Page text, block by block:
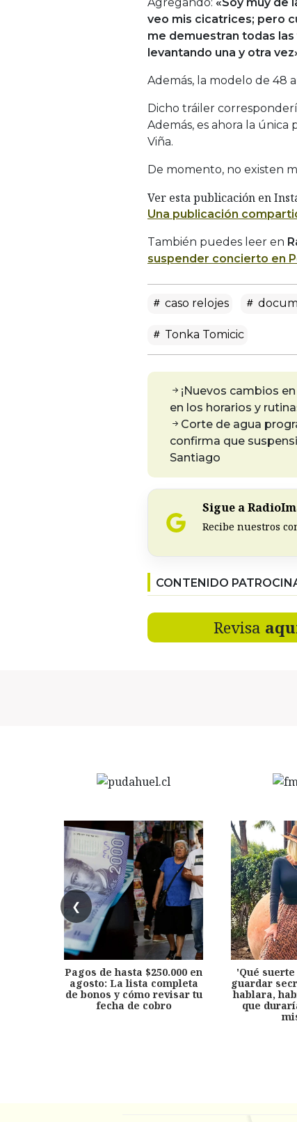
veo mis cicatrices; pero
me demuestran todas
levantando una y otra
Además, la modelo de 48
Dicho tráiler
Además, es ahora la
Viña.
De momento, no existen
Ver esta publicación en
Una publicación
También puedes leer en
suspender concierto en
caso relojes
Tonka Tomicic
¡Nuevos cambios
en los horarios y
Corte de agua
confirma que
Santiago
Sigue a
Recibe nuestros
CONTENIDO
Revisa
❮
Pagos de hasta $250.000 en
agosto: La lista completa
de bonos y cómo revisar tu
fecha de cobro
'Qué
guardar
hablara,
que